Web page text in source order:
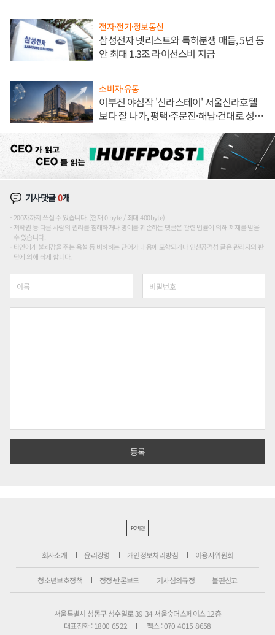
전자·전기·정보통신
삼성전자 넷리스트와 특허분쟁 매듭, 5년 동
안 최대 1.3조 라이선스비 지급
소비자·유통
이부진 야심작 '신라스테이' 서울신라호텔
보다 잘 나가, 평택·주문진·해남·건대로 성
기사댓글0개
200자까지 쓰실 수 있습니다. (현재 0 byte / 최대 400byte)
저작권 등 다른 사람의 권리를 침해하거나 명예를 훼손하는 댓글은 관련 법률에 의해 제재를 받을
수 있습니다.
타인에게 불쾌감을 주는 욕설 등 비하하는 단어가 내용에 포함되거나 인신공격성 글은 관리자의 판
단에 의해 삭제 합니다.
PC버전
회사소개 윤리강령 개인정보처리방침 이용자위원회
청소년보호정책 정정·반론보도 기사심의규정 불편신고
서울특별시 성동구 성수일로 39-34 서울숲더스페이스 12층
대표전화 : 1800-6522
팩스 : 070-4015-8658